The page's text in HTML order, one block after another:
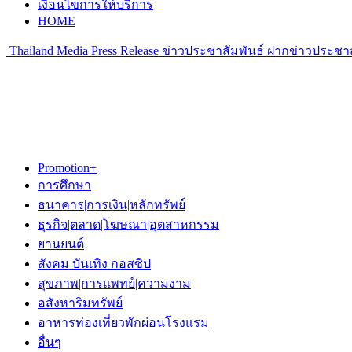
เงื่อนไขการให้บริการ
HOME
Thailand Media Press Release ข่าวประชาสัมพันธ์ ฝากข่าวประ
Promotion+
การศึกษา
ธนาคาร|การเงิน|หลักทรัพย์
ธุรกิจ|ตลาด|โฆษณา|อุตสาหกรรม
ยานยนต์
สังคม บันเทิง กอสซิป
สุขภาพ|การแพทย์|ความงาม
อสังหาริมทรัพย์
อาหารท่องเที่ยวพักผ่อนโรงแรม
อื่นๆ